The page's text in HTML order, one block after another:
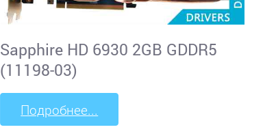
Sapphire HD 6930 2GB GDDR5
(11198-03)
Подробнее...